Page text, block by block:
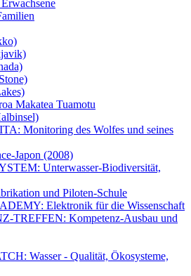
Makatea Tuamotu
Monitoring des Wolfes und seines
Japon (2008)
Unterwasser-Biodiversität,
und Piloten-Schule
Elektronik für die Wissenschaft
TREFFEN: Kompetenz-Ausbau und
Wasser - Qualität, Ökosysteme,